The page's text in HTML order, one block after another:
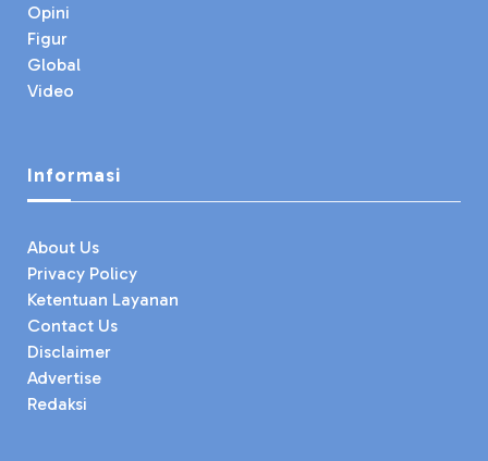
Opini
Figur
Global
Video
Informasi
About Us
Privacy Policy
Ketentuan Layanan
Contact Us
Disclaimer
Advertise
Redaksi